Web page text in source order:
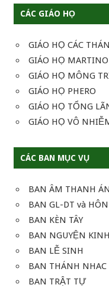
CÁC GIÁO HỌ
GIÁO HỌ CÁC
GIÁO HỌ MARTINO
GIÁO HỌ MÔNG
GIÁO HỌ PHERO
GIÁO HỌ TỔNG
GIÁO HỌ VÔ
CÁC BAN MỤC VỤ
BAN ÂM THANH
BAN GL-DT và
BAN KÈN TÂY
BAN NGUYỆN KINH
BAN LỄ SINH
BAN THÁNH NHAC
BAN TRẬT TỰ